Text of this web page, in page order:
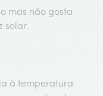
mas não gosta
solar.
à temperatura